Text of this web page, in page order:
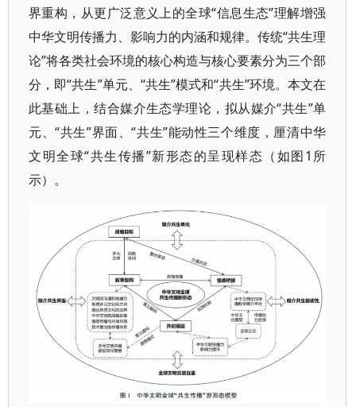
界重构，从更广泛意义上的全球“信息生态”理解增强
中华文明传播力、影响力的内涵和规律。传统“共生理
论”将各类社会环境的核心构造与核心要素分为三个部
分，即“共生”单元、“共生”模式和“共生”环境。本文在
此基础上，结合媒介生态学理论，拟从媒介“共生”单
元、“共生”界面、“共生”能动性三个维度，厘清中华
文明全球“共生传播”新形态的呈现样态（如图1所
示）。